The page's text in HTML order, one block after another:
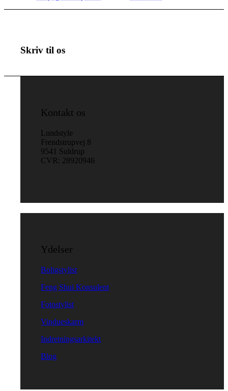
Skriv til os
Kontakt os
Lundstyle
Frendstrupvej 8
9541 Suldrup
CVR: 28920946
Ydelser
Boligstylist
Feng Shui Konsulent
Fotostylist
Vindueskarm
Indretningsarkitekt
Blog